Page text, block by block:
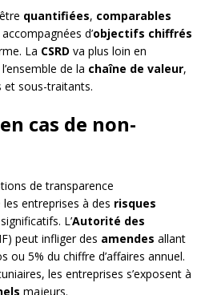
quantifiées, comparables
d’objectifs chiffrés
La CSRD va plus loin en
de la chaîne de valeur,
et sous-traitants.
cas de non-
de transparence
entreprises à des risques
significatifs. L’Autorité des
peut infliger des amendes allant
ou 5% du chiffre d’affaires annuel.
les entreprises s’exposent à
majeurs.